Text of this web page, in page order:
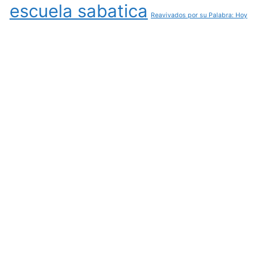
escuela sabatica
Reavivados por su Palabra: Hoy